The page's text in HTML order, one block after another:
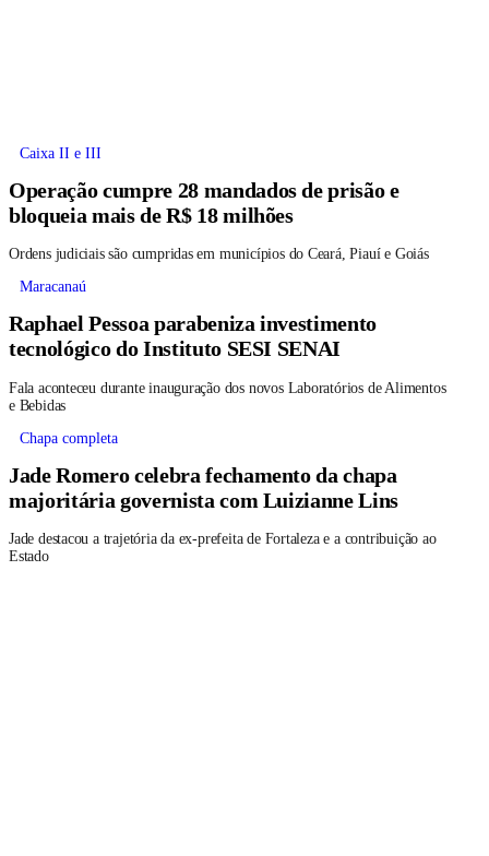
Caixa II e III
Operação cumpre 28 mandados de prisão e
bloqueia mais de R$ 18 milhões
Ordens judiciais são cumpridas em municípios do Ceará, Piauí e Goiás
Maracanaú
Raphael Pessoa parabeniza investimento
tecnológico do Instituto SESI SENAI
Fala aconteceu durante inauguração dos novos Laboratórios de Alimentos
e Bebidas
Chapa completa
Jade Romero celebra fechamento da chapa
majoritária governista com Luizianne Lins
Jade destacou a trajetória da ex-prefeita de Fortaleza e a contribuição ao
Estado